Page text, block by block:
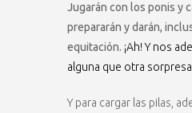
Jugarán con los ponis y
prepararán y darán,
equitación. ¡Ah! Y nos
alguna que otra
Y para cargar las pilas,